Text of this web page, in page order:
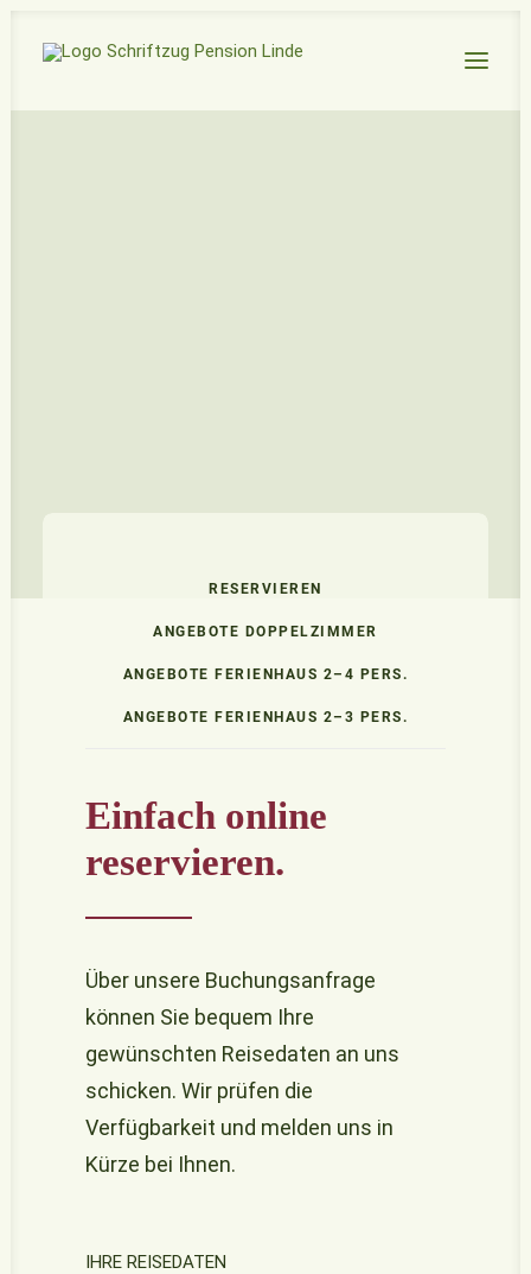
RESERVIEREN
ANGEBOTE DOPPELZIMMER
ANGEBOTE FERIENHAUS 2–4 PERS.
ANGEBOTE FERIENHAUS 2–3 PERS.
Einfach online
reservieren.
Über unsere Buchungsanfrage
können Sie bequem Ihre
gewünschten Reisedaten an uns
schicken. Wir prüfen die
Verfügbarkeit und melden uns in
Kürze bei Ihnen.
IHRE REISEDATEN